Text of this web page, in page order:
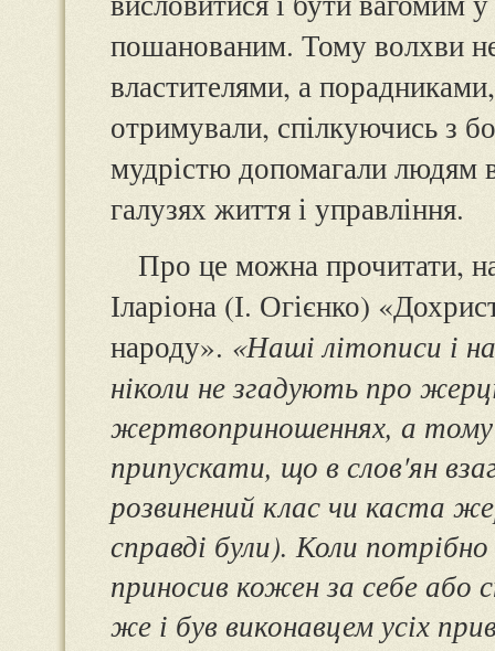
пошанованим. Тому волхви
властителями, а
отримували, спілкуючись з
мудрістю допомагали людям
галузях життя і управління.
Про це можна прочитати,
Іларіона (І. Огієнко)
народу». «Наші літописи і
ніколи не згадують про
жертвоприношеннях, а тому
припускати, що в слов'ян
розвинений клас чи каста
справді були). Коли
приносив кожен за себе або
же і був виконавцем усіх